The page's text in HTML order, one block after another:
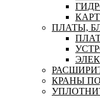
ПЛАТЫ,
КРАНЫ